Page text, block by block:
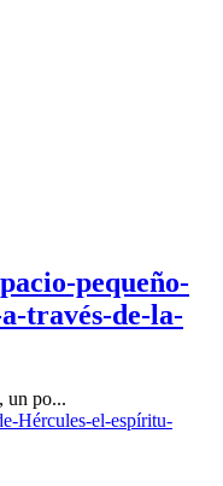
pequeño-
través-de-la-
un po...